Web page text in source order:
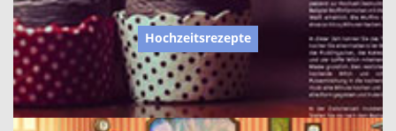
Hochzeitsrezepte